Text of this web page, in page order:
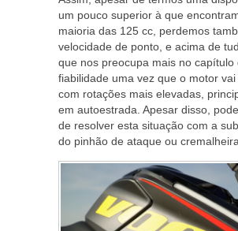
um pouco superior à que
maioria das 125 cc, perdemos
velocidade de ponto, e acima de
que nos preocupa mais no capítulo
fiabilidade uma vez que o motor vai
com rotações mais elevadas,
em autoestrada. Apesar disso,
de resolver esta situação com a
do pinhão de ataque ou cremalheira.